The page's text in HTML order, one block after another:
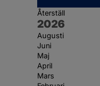
Återställ
År:
2026
Augusti
Juni
Maj
April
Mars